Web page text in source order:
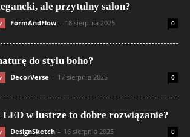
ale przytulny salon?
FormAndFlow - 18 sierpnia 2025 0
do stylu boho?
DecorVerse - 17 sierpnia 2025 0
LED w lustrze to dobre rozwiązanie?
DesignSketch - 16 sierpnia 2025 0